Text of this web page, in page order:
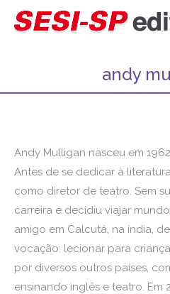
andy
Andy Mulligan nasceu em
Antes de se dedicar à
como diretor de teatro. Sem
carreira e decidiu viajar
amigo em Calcutá, na índia,
vocação: lecionar para
por diversos outros países,
ensinando inglês e teatro. Em